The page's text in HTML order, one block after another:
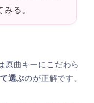
る。
原曲キーにこだわら
選ぶのが正解です。